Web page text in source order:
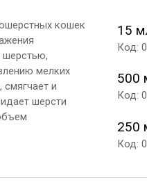
кошек
шерстью,
мелких
смягчает и
шерсти
15
Код:
500
Код:
250
Код: